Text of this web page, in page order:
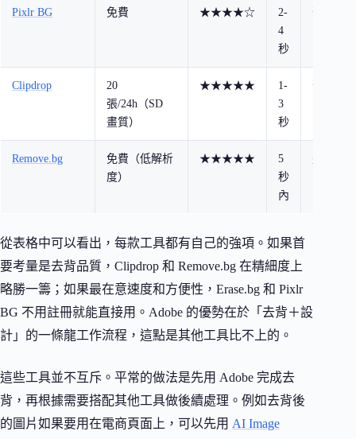
Pixlr BG 免費 ★★★★☆
2-
4
秒
否
Clipdrop
20
張/24h（SD
畫質）
★★★★★
1-
3
秒
否
Remove.bg
免費（低解析
度）
★★★★★
5
秒
內
是
從表格中可以看出，每款工具都有自己的強項。如果首
要考量是去背品質，Clipdrop 和 Remove.bg 在精細度上
略勝一籌；如果最在意速度和方便性，Erase.bg 和 Pixlr
BG 不用註冊就能直接用。Adobe 的優勢在於「去背＋設
計」的一條龍工作流程，這點是其他工具比不上的。
這些工具並不互斥。平常的做法是先用 Adobe 完成去
背，再根據需要搭配其他工具做後續處理。例如去背後
的圖片如果要用在電商頁面上，可以先用 AI Image